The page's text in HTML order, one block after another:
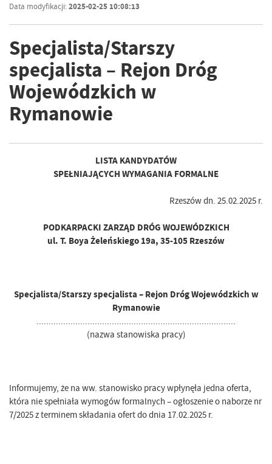
Data modyfikacji:2025-02-25 10:08:13
Specjalista/Starszy
specjalista – Rejon Dróg
Wojewódzkich w
Rymanowie
LISTA KANDYDATÓW
SPEŁNIAJĄCYCH WYMAGANIA FORMALNE
Rzeszów dn. 25.02.2025 r.
PODKARPACKI ZARZĄD DRÓG WOJEWÓDZKICH
ul. T. Boya Żeleńskiego 19a, 35-105 Rzeszów
Specjalista/Starszy specjalista – Rejon Dróg Wojewódzkich w
Rymanowie
..................................................................................
(nazwa stanowiska pracy)
Informujemy, że na ww. stanowisko pracy wpłynęła jedna oferta,
która nie spełniała wymogów formalnych – ogłoszenie o naborze nr
7/2025 z terminem składania ofert do dnia 17.02.2025 r.